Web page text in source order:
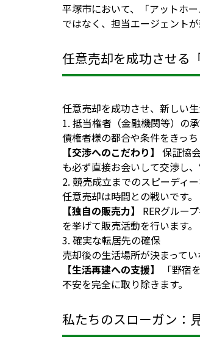
平塚市において、「アットホ
ではなく、担当エージェント
任意売却を成功させる
任意売却を成功させ、新しい
1. 抵当権者（金融機関等）の
債権者様の都合や条件をきっ
【交渉へのこだわり】 保証協
も必ず直接お会いして交渉し
2. 競売成立までのスピーディ
任意売却は時間との戦いです。
【独自の販売力】
RERグルー
を挙げて販売活動を行います。
3. 確実な転居先の確保
売却後の生活場所が決まって
【生活再建への支援】
「野宿
不安を完全に取り除きます。
私たちのスローガン：